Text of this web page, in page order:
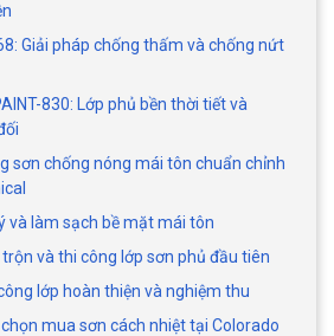
Giải pháp chống thấm và chống nứt
830: Lớp phủ bền thời tiết và
sơn chống nóng mái tôn chuẩn chỉnh
và làm sạch bề mặt mái tôn
trộn và thi công lớp sơn phủ đầu tiên
lớp hoàn thiện và nghiệm thu
mua sơn cách nhiệt tại Colorado